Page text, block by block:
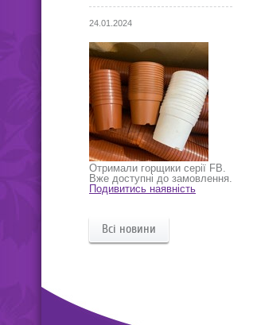
24.01.2024
Отримали горщики серії FB.
Вже доступні до замовлення.
Подивитись наявність
Всі новини